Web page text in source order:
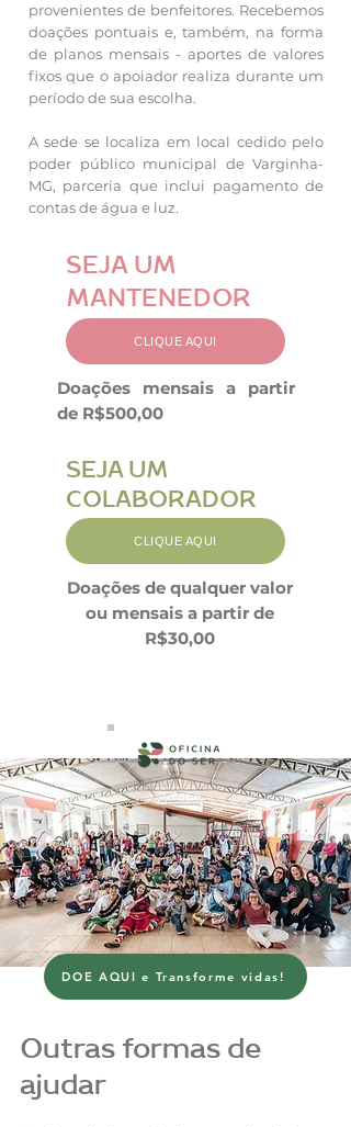
provenientes de benfeitores. Recebemos
doações pontuais e, também, na forma
de planos mensais - aportes de valores
fixos que o apoiador realiza durante um
período de sua escolha.
A sede se localiza em local cedido pelo
poder público municipal de Varginha-
MG, parceria que inclui pagamento de
contas de água e luz.
SEJA UM
MANTENEDOR
CLIQUE AQUI
Doações mensais a partir
de R$500,00
SEJA UM
COLABORADOR
CLIQUE AQUI
Doações de qualquer valor
ou mensais a partir de
R$30,00
DOE AQUI e Transforme vidas!
Outras formas de
ajudar